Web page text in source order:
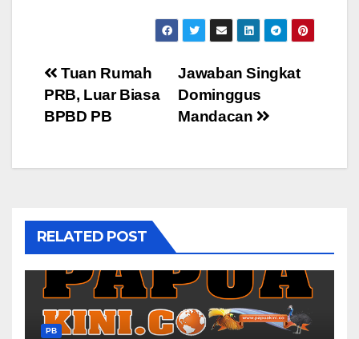
Post
navigation
Jawaban Singkat
Dominggus
Mandacan
Tuan Rumah
PRB, Luar Biasa
BPBD PB
RELATED POST
PB